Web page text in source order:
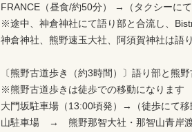
FRANCE（昼食/約50分） →（タクシー
※途中、神倉神社にて語り部と合流し、
神倉神社、熊野速玉大社、阿須賀神社は語
〔熊野古道歩き（約3時間）〕語り部と熊
※熊野古道歩きは徒歩での移動になります
大門坂駐車場（13:00頃発）→（徒歩
山駐車場 → 熊野那智大社・那智山青岸